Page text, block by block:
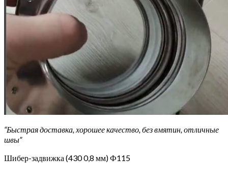
“Быстрая доставка, хорошее качество, без вмятин, отличные
швы”
Шибер-задвижка (430 0,8 мм) Ф115